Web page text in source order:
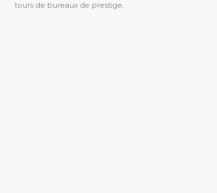
tours de bureaux de prestige.